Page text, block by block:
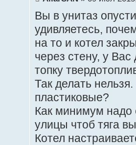
Вы в унитаз
удивляетесь,
на то и котел
через стену, у
топку
Так делать
пластиковые?
Как минимум надо
улицы чтоб тяга
Котел